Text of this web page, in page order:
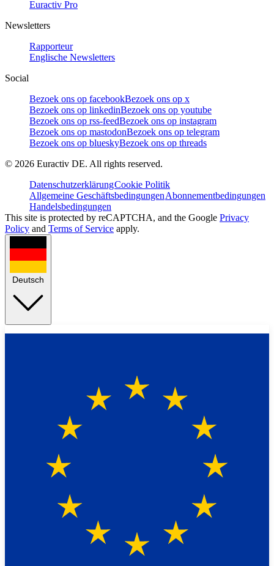
Euractiv Pro
Newsletters
Rapporteur
Englische Newsletters
Social
Bezoek ons op facebookBezoek ons op x
Bezoek ons op linkedinBezoek ons op youtube
Bezoek ons op rss-feedBezoek ons op instagram
Bezoek ons op mastodonBezoek ons op telegram
Bezoek ons op blueskyBezoek ons op threads
© 2026 Euractiv DE. All rights reserved.
DatenschutzerklärungCookie Politik
Allgemeine GeschäftsbedingungenAbonnementbedingungen
Handelsbedingungen
This site is protected by reCAPTCHA, and the Google Privacy
Policy and Terms of Service apply.
Deutsch